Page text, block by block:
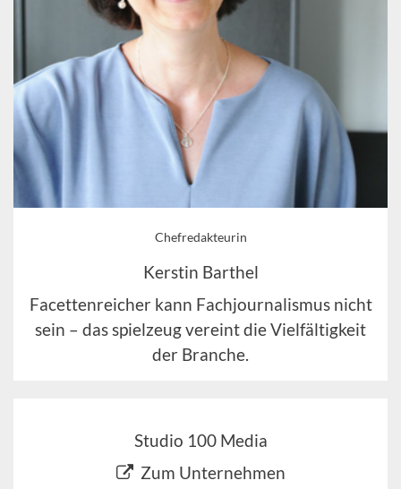
Chefredakteurin
Kerstin Barthel
Facettenreicher kann Fachjournalismus nicht
sein – das spielzeug vereint die Vielfältigkeit
der Branche.
Studio 100 Media
Zum Unternehmen